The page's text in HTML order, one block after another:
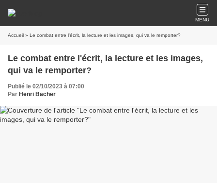
MENU
Accueil » Le combat entre l'écrit, la lecture et les images, qui va le remporter?
Le combat entre l'écrit, la lecture et les images,
qui va le remporter?
Publié le 02/10/2023 à 07:00
Par Henri Bacher